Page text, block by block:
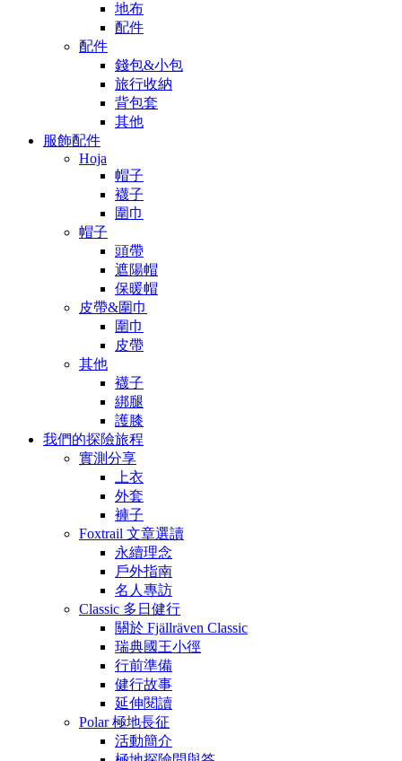
地布
配件
配件
錢包&小包
旅行收納
背包套
其他
服飾配件
Hoja
帽子
襪子
圍巾
帽子
頭帶
遮陽帽
保暖帽
皮帶&圍巾
圍巾
皮帶
其他
襪子
綁腿
護膝
我們的探險旅程
實測分享
上衣
外套
褲子
Foxtrail 文章選讀
永續理念
戶外指南
名人專訪
Classic 多日健行
關於 Fjällräven Classic
瑞典國王小徑
行前準備
健行故事
延伸閱讀
Polar 極地長征
活動簡介